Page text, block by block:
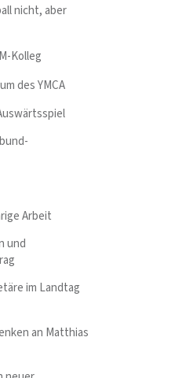
nicht, aber
Kolleg
des YMCA
Arbeit
und
im Landtag
an Matthias